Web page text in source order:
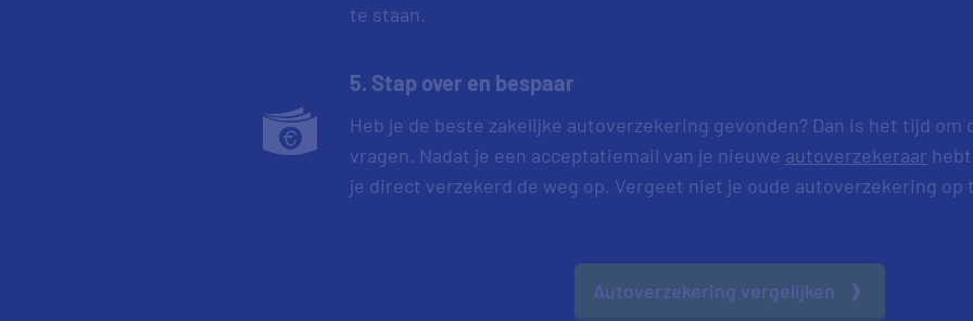
te staan.
5. Stap over en bespaar
Heb je de beste zakelijke autoverzekering gevonden? Dan is het tijd om
vragen. Nadat je een acceptatiemail van je nieuwe autoverzekeraar
je direct verzekerd de weg op. Vergeet niet je oude autoverzekering op
Autoverzekering vergelijken